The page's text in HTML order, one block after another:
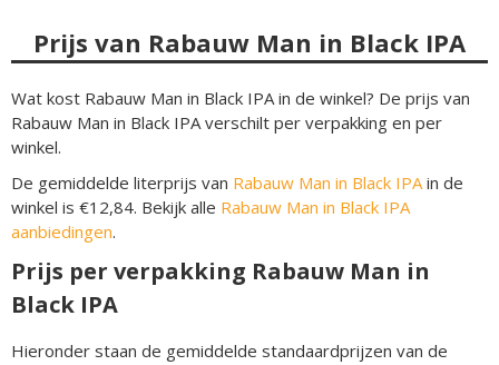
Prijs van Rabauw Man in Black IPA
Wat kost Rabauw Man in Black IPA in de winkel? De prijs van
Rabauw Man in Black IPA verschilt per verpakking en per
winkel.
De gemiddelde literprijs van Rabauw Man in Black IPAin de
winkel is €12,84. Bekijk alle Rabauw Man in Black IPA
aanbiedingen.
Prijs per verpakking Rabauw Man in
Black IPA
Hieronder staan de gemiddelde standaardprijzen van de